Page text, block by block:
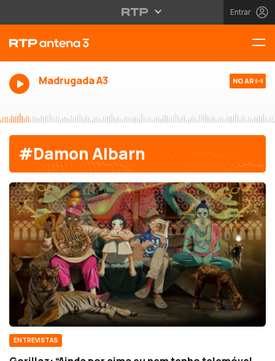
Entrar
Madrugada A3 NO AR
#Damon Albarn
ENTREVISTAS